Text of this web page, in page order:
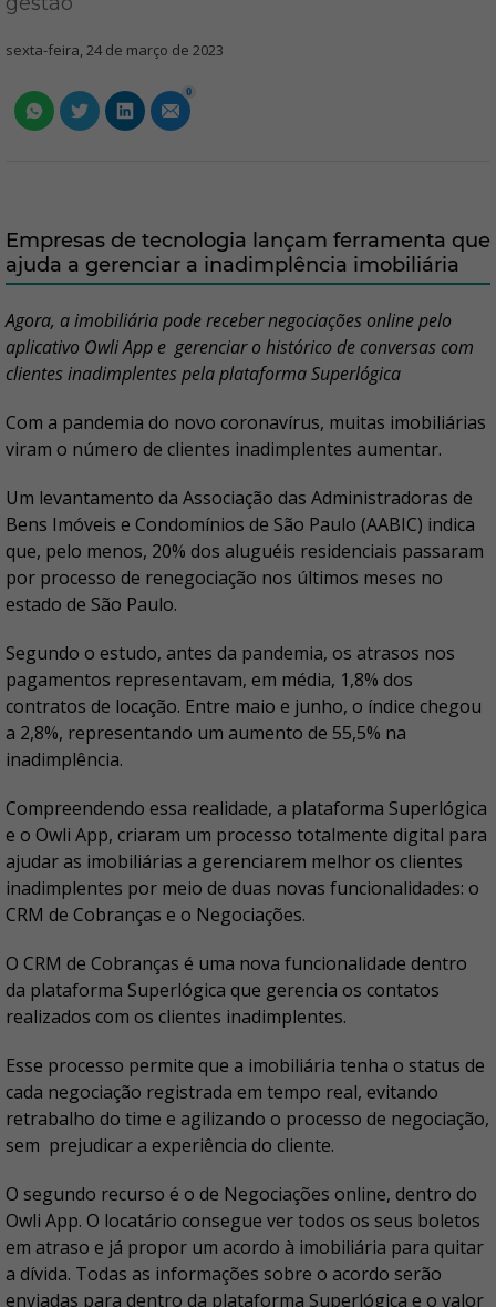
sexta-feira, 24 de março de 2023
0
Empresas de tecnologia lançam ferramenta que
ajuda a gerenciar a inadimplência imobiliária
Agora, a imobiliária pode receber negociações online pelo
aplicativo Owli App e gerenciar o histórico de conversas com
clientes inadimplentes pela plataforma Superlógica
Com a pandemia do novo coronavírus, muitas imobiliárias
viram o número de clientes inadimplentes aumentar.
Um levantamento da Associação das Administradoras de
Bens Imóveis e Condomínios de São Paulo (AABIC) indica
que, pelo menos, 20% dos aluguéis residenciais passaram
por processo de renegociação nos últimos meses no
estado de São Paulo.
Segundo o estudo, antes da pandemia, os atrasos nos
pagamentos representavam, em média, 1,8% dos
contratos de locação. Entre maio e junho, o índice chegou
a 2,8%, representando um aumento de 55,5% na
inadimplência.
Compreendendo essa realidade, a plataforma Superlógica
e o Owli App, criaram um processo totalmente digital para
ajudar as imobiliárias a gerenciarem melhor os clientes
inadimplentes por meio de duas novas funcionalidades: o
CRM de Cobranças e o Negociações.
O CRM de Cobranças é uma nova funcionalidade dentro
da plataforma Superlógica que gerencia os contatos
realizados com os clientes inadimplentes.
Esse processo permite que a imobiliária tenha o status de
cada negociação registrada em tempo real, evitando
retrabalho do time e agilizando o processo de negociação,
sem prejudicar a experiência do cliente.
O segundo recurso é o de Negociações online, dentro do
Owli App. O locatário consegue ver todos os seus boletos
em atraso e já propor um acordo à imobiliária para quitar
a dívida. Todas as informações sobre o acordo serão
enviadas para dentro da plataforma Superlógica e o valor